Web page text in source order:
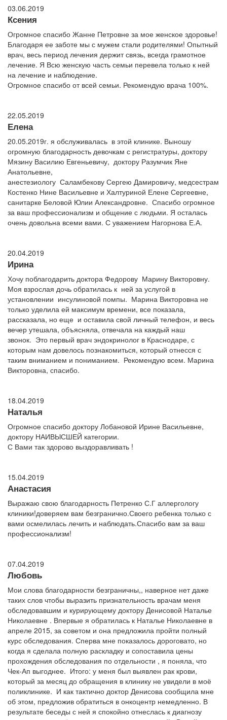
03.06.2019
Ксения
Огромное спасибо Жанне Петровне за мое женское здоровье!
Благодаря ее заботе мы с мужем стали родителями! Опытный
врач, весь период лечения держит связь, всегда грамотное
лечение. Я Всю женскую часть семьи перевела только к ней
на лечение и наблюдение.
Огромное спасибо от всей семьи. Рекомендую врача 100%.
22.05.2019
Елена
20.05.2019г. я обслуживалась в этой клинике. Выношу
огромную благодарность девочкам с регистратуры, доктору
Мязину Василию Евгеньевичу, доктору Разумчик Яне
Анатольевне,
анестезиологу Саламбекову Сергею Дамировичу, медсестрам
Костенко Нине Васильевне и Халтуриной Елене Сергеевне,
санитарке Беловой Юлии Александровне. Спасибо огромное
за ваш профессионализм и общение с людьми. Я осталась
очень довольна всеми вами. С уважением Нагорнова Е.А.
20.04.2019
Ирина
Хочу поблагодарить доктора Федорову Марину Викторовну.
Моя взрослая дочь обратилась к ней за услугой в
установлении инсулиновой помпы. Марина Викторовна не
только уделила ей максимум времени, все показала,
рассказала, но еще и оставила свой личный телефон, и весь
вечер утешала, объясняла, отвечала на каждый наш
звонок. Это первый врач эндокринолог в Краснодаре, с
которым нам довелось познакомиться, который отнесся с
таким вниманием и пониманием. Рекомендую всем. Марина
Викторовна, спасибо.
18.04.2019
Наталья
Огромное спасибо доктору Лобановой Ирине Васильевне,
доктору НАИВЫСШЕЙ категории.
С Вами так здорово выздоравливать !
15.04.2019
Анастасия
Выражаю свою благодарность Петренко С.Г аллергологу
клиники!доверяем вам безгранично.Своего ребенка только с
вами осмелилась лечить и наблюдать.Спасибо вам за ваш
профессионализм!
07.04.2019
Любовь
Мои слова благодарности безграничны,, наверное нет даже
таких слов чтобы выразить признательность врачам меня
обследовавшим и курирующему доктору Денисовой Наталье
Николаевне . Впервые я обратилась к Наталье Николаевне в
апреле 2015, за советом и она предложила пройти полный
курс обследования. Сперва мне показалось дороговато, но
когда я сделала полную раскладку и сопоставила цены
прохождения обследования по отдельности , я поняла, что
Чек-Ап выгоднее. Итого: у меня был выявлен рак крови,
который за месяц до обращения в клинику не увидели в моё
поликлинике. И как тактично доктор Денисова сообщила мне
об этом, предложив обратиться в онкоцентр немедленно. В
результате беседы с ней я спокойно отнеслась к диагнозу